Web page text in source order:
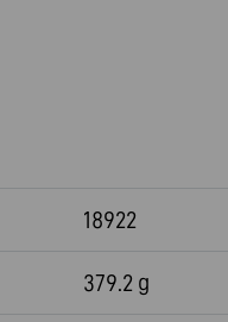
18922
379.2 g